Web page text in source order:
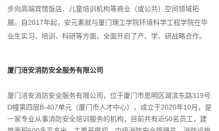
步向高端宾馆饭店、儿童培训机构等商业（或公共）空间领域拓
展。自2017年起，安元素就与厦门理工学院环境科学工程学院在毕
业生实习、培训、科研等方面，全面开启了产、学、研战略合作。
厦门涪安消防安全服务有限公司
厦门涪安消防安全服务有限公司，位于厦门市思明区湖滨东路319号
D幢第四层B-407单元（厦门市人才中心），成立于2020年10月，是
一家专业从事消防安全培训服务的机构，目前共有近50名员工，建